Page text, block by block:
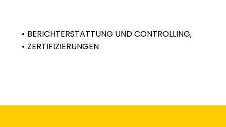
BERICHTERSTATTUNG UND CONTROLLING,
ZERTIFIZIERUNGEN